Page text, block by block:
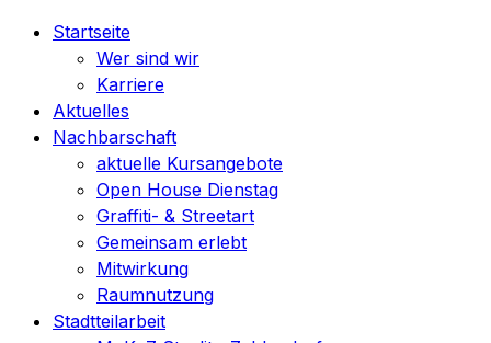
Startseite
Wer sind wir
Karriere
Aktuelles
Nachbarschaft
aktuelle Kursangebote
Open House Dienstag
Graffiti- & Streetart
Gemeinsam erlebt
Mitwirkung
Raumnutzung
Stadtteilarbeit